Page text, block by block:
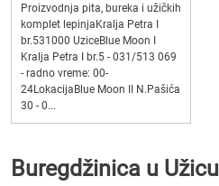
Proizvodnja pita, bureka i užičkih
komplet lepinjaKralja Petra I
br.531000 UziceBlue Moon I
Kralja Petra I br.5 - 031/513 069
- radno vreme: 00-
24LokacijaBlue Moon II N.Pašića
30 - 0...
Buregdžinica u Užicu